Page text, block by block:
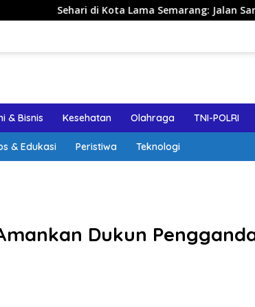
di Kota Lama Semarang: Jalan Santai, Spot Foto,
& Bisnis Kesehatan Olahraga TNI-POLRI
& Edukasi Peristiwa Teknologi
Dukun